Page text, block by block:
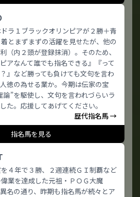
ラ１ブラックオリンピアが２勝＋青
とまずまずの活躍を見せたが、他の
（内２頭が登録抹消）。そのため、
アなんて誰でも指名できる』『って
』など勝っても負けても文句を言わ
徳の為せる業か。今期は伝家の宝
論”を駆使し、文句を言われづらいラ
た。応援してあげてください。
歴代指名馬 →
指名馬を見る
４年で３勝、２週連続ＧＩ制覇など
業を達成した元祖・ＰＯＧ大魔
名の通り、昨期も指名馬が続々とア